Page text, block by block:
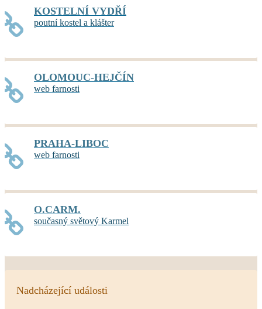
KOSTELNÍ VYDŘÍ
poutní kostel a klášter
OLOMOUC-HEJČÍN
web farnosti
PRAHA-LIBOC
web farnosti
O.CARM.
současný světový Karmel
Nadcházející události